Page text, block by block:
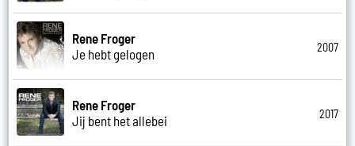
Rene Froger
Je hebt gelogen
2007
Rene Froger
Jij bent het allebei
2017